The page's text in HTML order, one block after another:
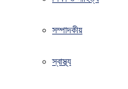
সম্পাদকীয়
স্বাস্থ্য